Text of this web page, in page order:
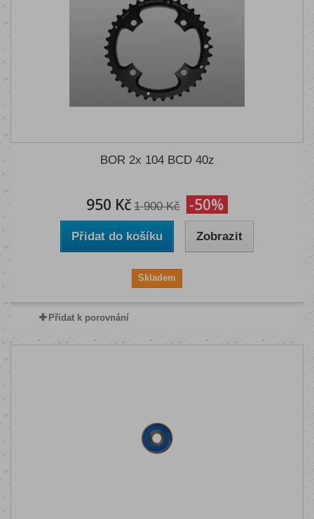
BOR 2x 104 BCD 40z
950 Kč 1 900 Kč -50%
Přidat do košíku Zobrazit
Skladem
Přidat k porovnání